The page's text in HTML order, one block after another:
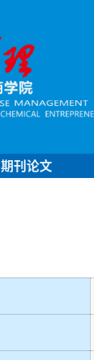
期刊论文